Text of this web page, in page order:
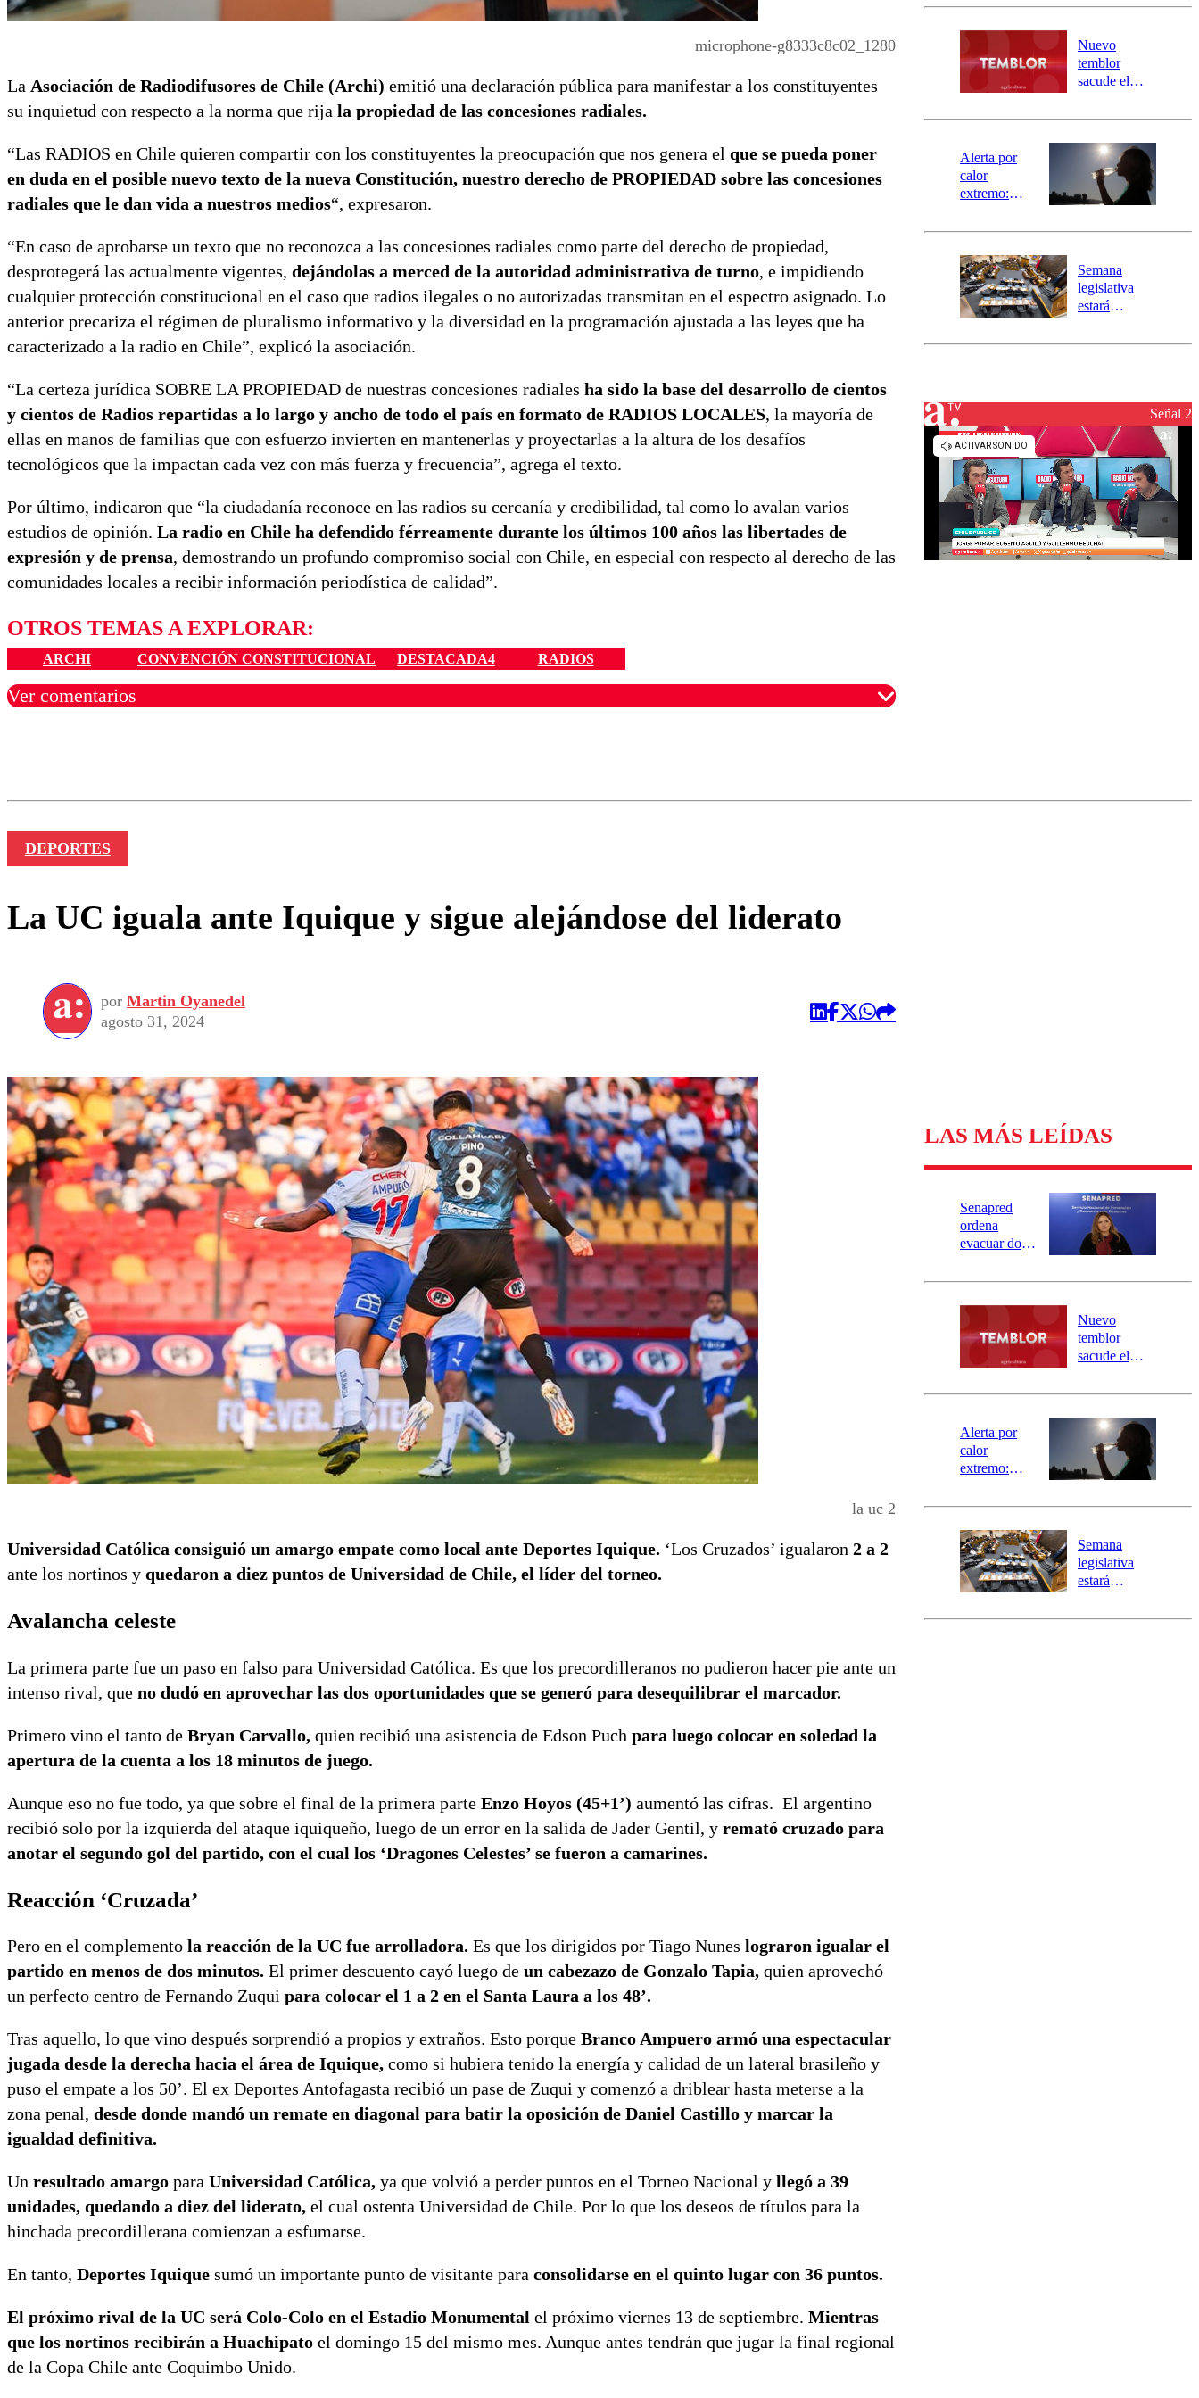
microphone-g8333c8c02_1280
La Asociación de Radiodifusores de Chile (Archi) emitió una declaración pública para manifestar a los constituyentes
su inquietud con respecto a la norma que rija la propiedad de las concesiones radiales.
“Las RADIOS en Chile quieren compartir con los constituyentes la preocupación que nos genera el que se pueda poner
en duda en el posible nuevo texto de la nueva Constitución, nuestro derecho de PROPIEDAD sobre las concesiones
radiales que le dan vida a nuestros medios“, expresaron.
“En caso de aprobarse un texto que no reconozca a las concesiones radiales como parte del derecho de propiedad,
desprotegerá las actualmente vigentes, dejándolas a merced de la autoridad administrativa de turno, e impidiendo
cualquier protección constitucional en el caso que radios ilegales o no autorizadas transmitan en el espectro asignado. Lo
anterior precariza el régimen de pluralismo informativo y la diversidad en la programación ajustada a las leyes que ha
caracterizado a la radio en Chile”, explicó la asociación.
“La certeza jurídica SOBRE LA PROPIEDAD de nuestras concesiones radiales ha sido la base del desarrollo de cientos
y cientos de Radios repartidas a lo largo y ancho de todo el país en formato de RADIOS LOCALES, la mayoría de
ellas en manos de familias que con esfuerzo invierten en mantenerlas y proyectarlas a la altura de los desafíos
tecnológicos que la impactan cada vez con más fuerza y frecuencia”, agrega el texto.
Por último, indicaron que “la ciudadanía reconoce en las radios su cercanía y credibilidad, tal como lo avalan varios
estudios de opinión. La radio en Chile ha defendido férreamente durante los últimos 100 años las libertades de
expresión y de prensa, demostrando un profundo compromiso social con Chile, en especial con respecto al derecho de las
comunidades locales a recibir información periodística de calidad”.
OTROS TEMAS A EXPLORAR:
ARCHI CONVENCIÓN CONSTITUCIONAL DESTACADA4 RADIOS
Ver comentarios
Carahue por
río Damas:
activa
mensajería
SAE
Nuevo
temblor
sacude el
revisa la
epicentro
Alerta por
calor
extremo:
activa Alerta
Preventiva en
tres comunas
Semana
legislativa
estará
el fin de la
reconstrucciónSeñal 2
DEPORTES
La UC iguala ante Iquique y sigue alejándose del liderato
por Martin Oyanedel
agosto 31, 2024
la uc 2
Universidad Católica consiguió un amargo empate como local ante Deportes Iquique. ‘Los Cruzados’ igualaron 2 a 2
ante los nortinos y quedaron a diez puntos de Universidad de Chile, el líder del torneo.
Avalancha celeste
La primera parte fue un paso en falso para Universidad Católica. Es que los precordilleranos no pudieron hacer pie ante un
intenso rival, que no dudó en aprovechar las dos oportunidades que se generó para desequilibrar el marcador.
Primero vino el tanto de Bryan Carvallo, quien recibió una asistencia de Edson Puch para luego colocar en soledad la
apertura de la cuenta a los 18 minutos de juego.
Aunque eso no fue todo, ya que sobre el final de la primera parte Enzo Hoyos (45+1’) aumentó las cifras. El argentino
recibió solo por la izquierda del ataque iquiqueño, luego de un error en la salida de Jader Gentil, y remató cruzado para
anotar el segundo gol del partido, con el cual los ‘Dragones Celestes’ se fueron a camarines.
Reacción ‘Cruzada’
Pero en el complemento la reacción de la UC fue arrolladora. Es que los dirigidos por Tiago Nunes lograron igualar el
partido en menos de dos minutos. El primer descuento cayó luego de un cabezazo de Gonzalo Tapia, quien aprovechó
un perfecto centro de Fernando Zuqui para colocar el 1 a 2 en el Santa Laura a los 48’.
Tras aquello, lo que vino después sorprendió a propios y extraños. Esto porque Branco Ampuero armó una espectacular
jugada desde la derecha hacia el área de Iquique, como si hubiera tenido la energía y calidad de un lateral brasileño y
puso el empate a los 50’. El ex Deportes Antofagasta recibió un pase de Zuqui y comenzó a driblear hasta meterse a la
zona penal, desde donde mandó un remate en diagonal para batir la oposición de Daniel Castillo y marcar la
igualdad definitiva.
Un resultado amargo para Universidad Católica, ya que volvió a perder puntos en el Torneo Nacional y llegó a 39
unidades, quedando a diez del liderato, el cual ostenta Universidad de Chile. Por lo que los deseos de títulos para la
hinchada precordillerana comienzan a esfumarse.
En tanto, Deportes Iquique sumó un importante punto de visitante para consolidarse en el quinto lugar con 36 puntos.
El próximo rival de la UC será Colo-Colo en el Estadio Monumental el próximo viernes 13 de septiembre. Mientras
que los nortinos recibirán a Huachipato el domingo 15 del mismo mes. Aunque antes tendrán que jugar la final regional
de la Copa Chile ante Coquimbo Unido.
LAS MÁS LEÍDAS
Senapred
ordena
evacuar dos
Carahue por
río Damas:
activa
mensajería
SAE
Nuevo
temblor
sacude el
revisa la
epicentro
Alerta por
calor
extremo:
activa Alerta
Preventiva en
tres comunas
Semana
legislativa
estará
el fin de la